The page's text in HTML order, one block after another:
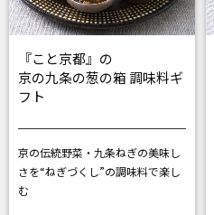
『こと京都』の
京の九条の葱の箱 調味料ギ
フト
京の伝統野菜・九条ねぎの美味し
さを“ねぎづくし”の調味料で楽し
む